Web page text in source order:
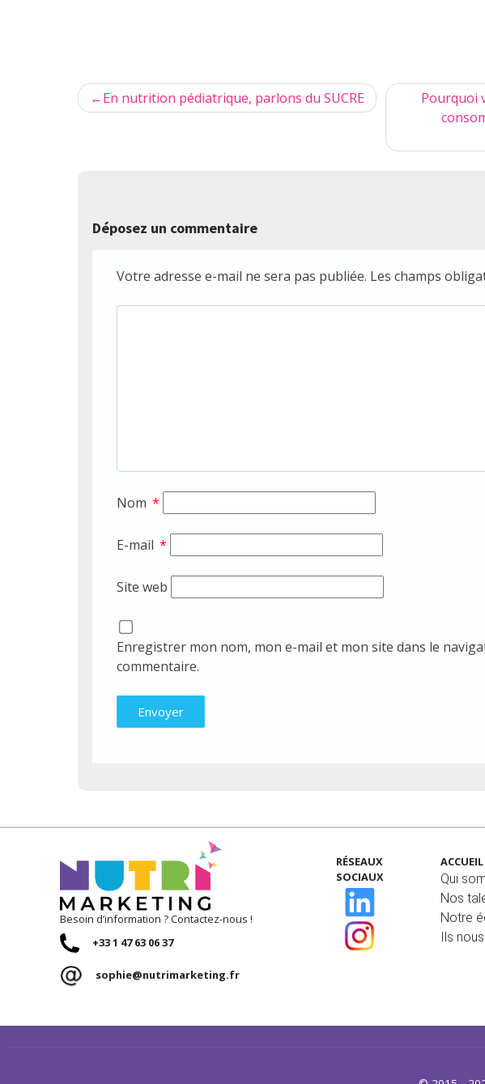
Navigation
de
En nutrition pédiatrique, parlons du SUCRE
Pourquoi
Déposez un commentaire
Votre adresse e-mail ne sera pas publiée. Les champs
Nom *
E-mail *
Site web
Enregistrer mon nom, mon e-mail et mon site dans le
commentaire.
Besoin d’information ? Contactez-nous !
+33 1 47 63 06 37
sophie@nutrimarketing.fr
RÉSEAUX
SOCIAUX
ACCUEIL
Qui
Nos
Notre
Ils